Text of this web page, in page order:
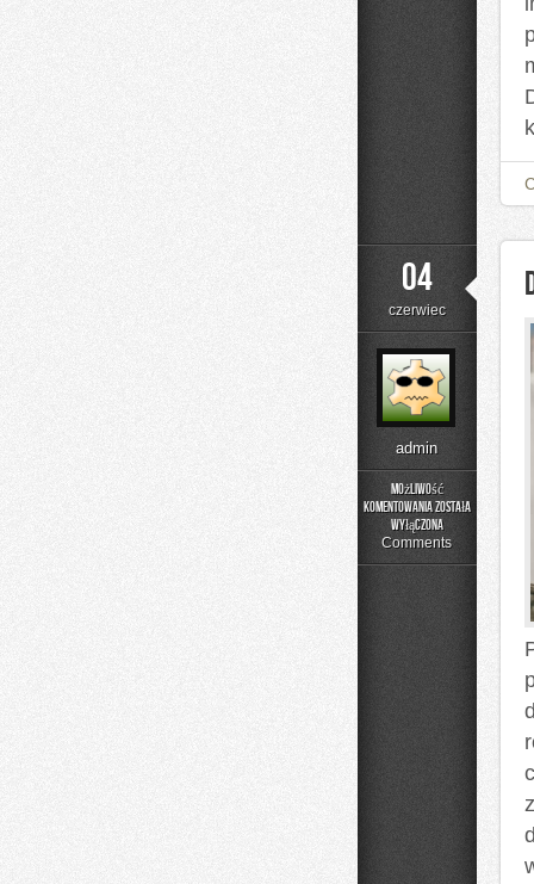
04
czerwiec
admin
Możliwość
komentowania
Projekty
została
wyłączona
Comments